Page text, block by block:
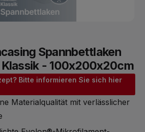
Spannbettlaken
- 100x200x20cm
Bitte informieren Sie sich hier
Materialqualität mit verlässlicher